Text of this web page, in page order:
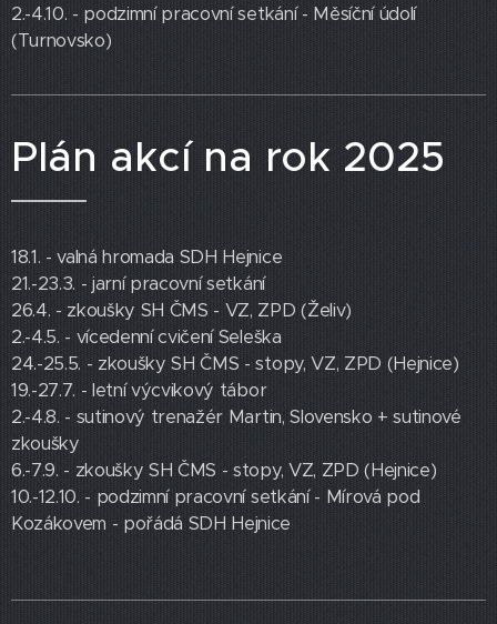
2.-4.10. - podzimní pracovní setkání - Měsíční údolí
(Turnovsko)
Plán akcí na rok 2025
18.1. - valná hromada SDH Hejnice
21.-23.3. - jarní pracovní setkání
26.4. - zkoušky SH ČMS - VZ, ZPD (Želiv)
2.-4.5. - vícedenní cvičení Seleška
24.-25.5. - zkoušky SH ČMS - stopy, VZ, ZPD (Hejnice)
19.-27.7. - letní výcvikový tábor
2.-4.8. - sutinový trenažér Martin, Slovensko + sutinové
zkoušky
6.-7.9. - zkoušky SH ČMS - stopy, VZ, ZPD (Hejnice)
10.-12.10. - podzimní pracovní setkání - Mírová pod
Kozákovem - pořádá SDH Hejnice